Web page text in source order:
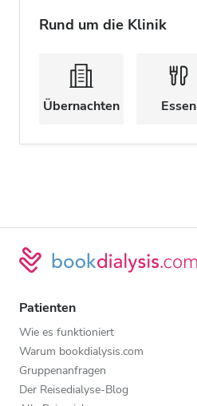
Rund um die Klinik
Übernachten Essen
Patienten
Wie es funktioniert
Warum bookdialysis.com
Gruppenanfragen
Der Reisedialyse-Blog